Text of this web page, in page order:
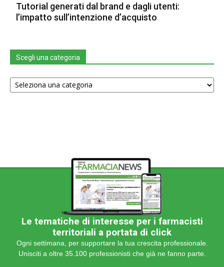
Tutorial generati dal brand e dagli utenti:
l’impatto sull’intenzione d’acquisto
Scegli una categoria
Scegli
una
Le tematiche di interesse per i farmacisti
territoriali a portata di click
Ogni settimana, per supportare la tua crescita professionale.
Unisciti a oltre 35.100 professionisti che già ne fanno parte.